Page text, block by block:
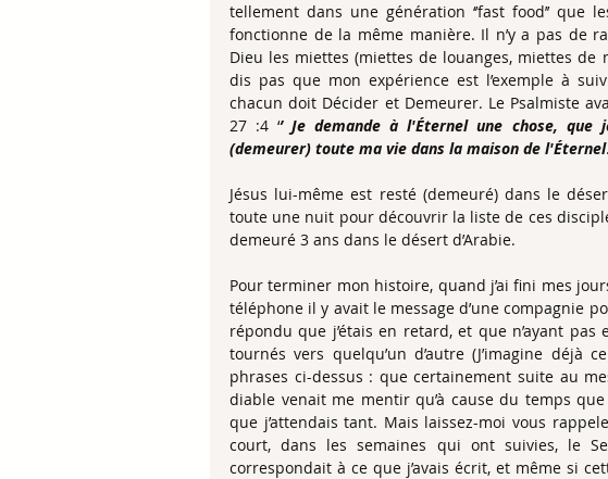
tellement dans une génération ‘’fast food’’
fonctionne de la même manière. Il n’y a pas de
Dieu les miettes (miettes de louanges, miettes
dis pas que mon expérience est l’exemple à
chacun doit Décider et Demeurer. Le Psalmiste
27 :4 ‘’ Je demande à l'Éternel une chose,
(demeurer) toute ma vie dans la maison de l'Éternel
Jésus lui-même est resté (demeuré) dans le
toute une nuit pour découvrir la liste de ces
demeuré 3 ans dans le désert d’Arabie.
Pour terminer mon histoire, quand j’ai fini mes
téléphone il y avait le message d’une compagnie
répondu que j’étais en retard, et que n’ayant
tournés vers quelqu’un d’autre (J’imagine
phrases ci-dessus : que certainement suite au
diable venait me mentir qu’à cause du temps que
que j’attendais tant. Mais laissez-moi vous
court, dans les semaines qui ont suivies, le
correspondait à ce que j’avais écrit, et même si